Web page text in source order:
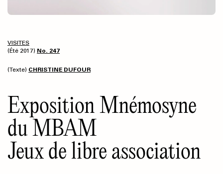
VISITES
(Été 2017) No. 247
(Texte) CHRISTINE DUFOUR
Exposition Mnémosyne
du MBAM
Jeux de libre association